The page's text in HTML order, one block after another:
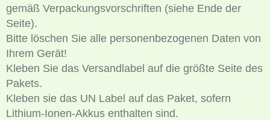
gemäß Verpackungsvorschriften (siehe Ende der
Seite).
Bitte löschen Sie alle personenbezogenen Daten von
Ihrem Gerät!
Kleben Sie das Versandlabel auf die größte Seite des
Pakets.
Kleben sie das UN Label auf das Paket, sofern
Lithium-Ionen-Akkus enthalten sind.